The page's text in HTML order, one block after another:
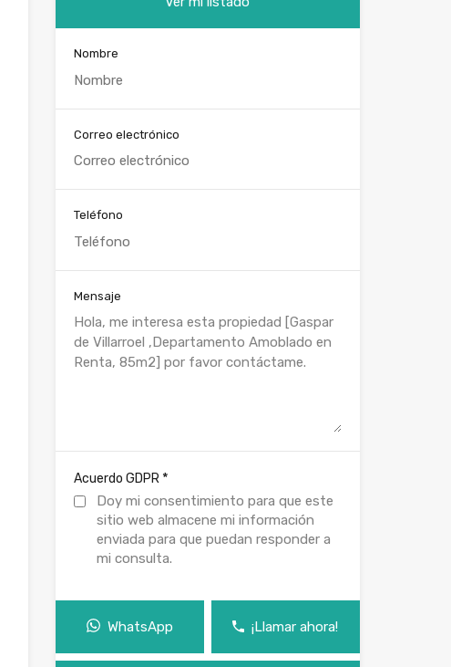
Nombre
Correo electrónico
Teléfono
Mensaje
Acuerdo GDPR *
Doy mi consentimiento para que este
sitio web almacene mi información
enviada para que puedan responder a
mi consulta.
WhatsApp ¡Llamar ahora!